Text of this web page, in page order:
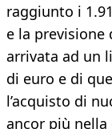
raggiunto i
e la previsione
arrivata ad un
di euro e di
l’acquisto di
ancor più